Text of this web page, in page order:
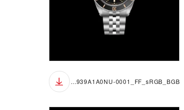
M7939A1A0NU-0001_FF_sRGB_BGB